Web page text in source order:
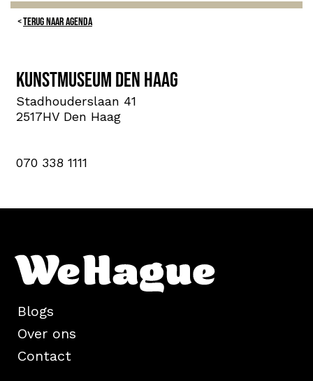
TERUG NAAR AGENDA
Kunstmuseum Den Haag
Stadhouderslaan 41
2517HV Den Haag
070 338 1111
Blogs
Over ons
Contact